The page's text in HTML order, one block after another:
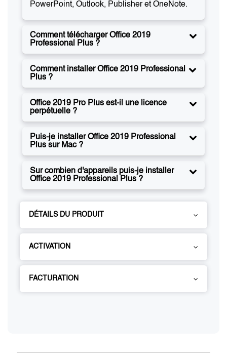
PowerPoint, Outlook, Publisher et OneNote.
Comment télécharger Office 2019
Professional Plus ?
Comment installer Office 2019 Professional
Plus ?
Office 2019 Pro Plus est-il une licence
perpétuelle ?
Puis-je installer Office 2019 Professional
Plus sur Mac ?
Sur combien d'appareils puis-je installer
Office 2019 Professional Plus ?
DÉTAILS DU PRODUIT
ACTIVATION
FACTURATION